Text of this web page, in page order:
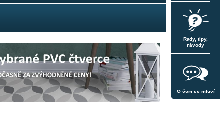
Rady, tipy,
návody
O čem se mluví